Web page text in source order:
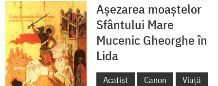
Așezarea moaștelor
Sfântului Mare
Mucenic Gheorghe în
Lida
Acatist Canon Viață